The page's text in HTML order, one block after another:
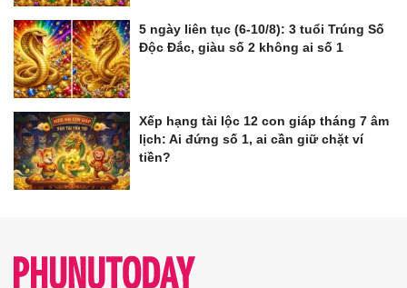
5 ngày liên tục (6-10/8): 3 tuổi Trúng Số
Độc Đắc, giàu số 2 không ai số 1
Xếp hạng tài lộc 12 con giáp tháng 7 âm
lịch: Ai đứng số 1, ai cần giữ chặt ví
tiền?